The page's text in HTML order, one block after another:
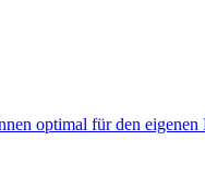
optimal für den eigenen